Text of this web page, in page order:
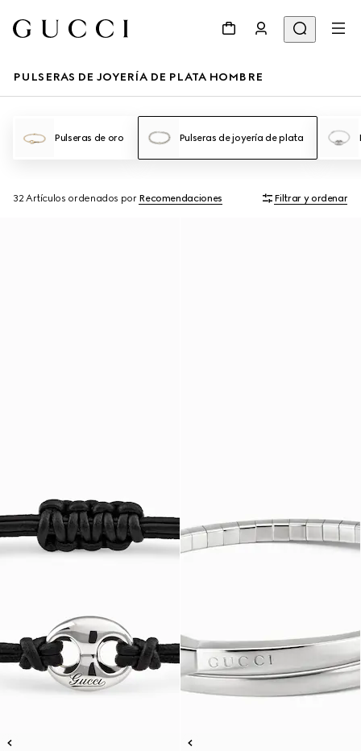
PULSERAS DE JOYERÍA DE PLATA HOMBRE
Pulseras de oro Pulseras de joyería de plata
32 Artículos ordenados por Recomendaciones Filtrar y ordenar